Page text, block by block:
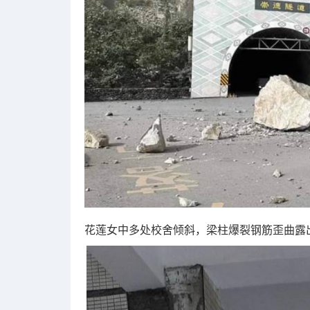
花莲女中多处校舍倾斜，梁柱爆裂钢筋歪曲露